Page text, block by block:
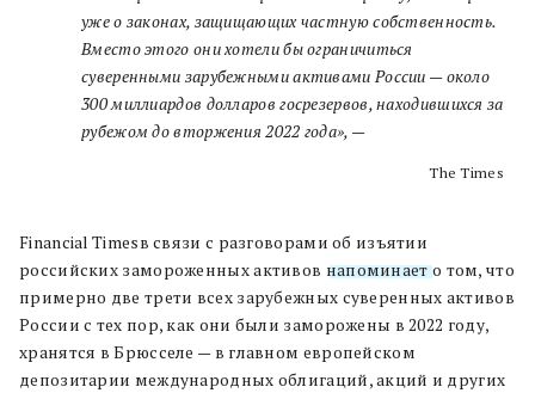
уже о законах, защищающих частную собственность.
Вместо этого они хотели бы ограничиться
суверенными зарубежными активами России — около
300 миллиардов долларов госрезервов, находившихся за
рубежом до вторжения 2022 года», —
The Times
Financial Timesв связи с разговорами об изъятии
российских замороженных активов напоминаето том, что
примерно две трети всех зарубежных суверенных активов
России с тех пор, как они были заморожены в 2022 году,
хранятся в Брюсселе — в главном европейском
депозитарии международных облигаций, акций и других